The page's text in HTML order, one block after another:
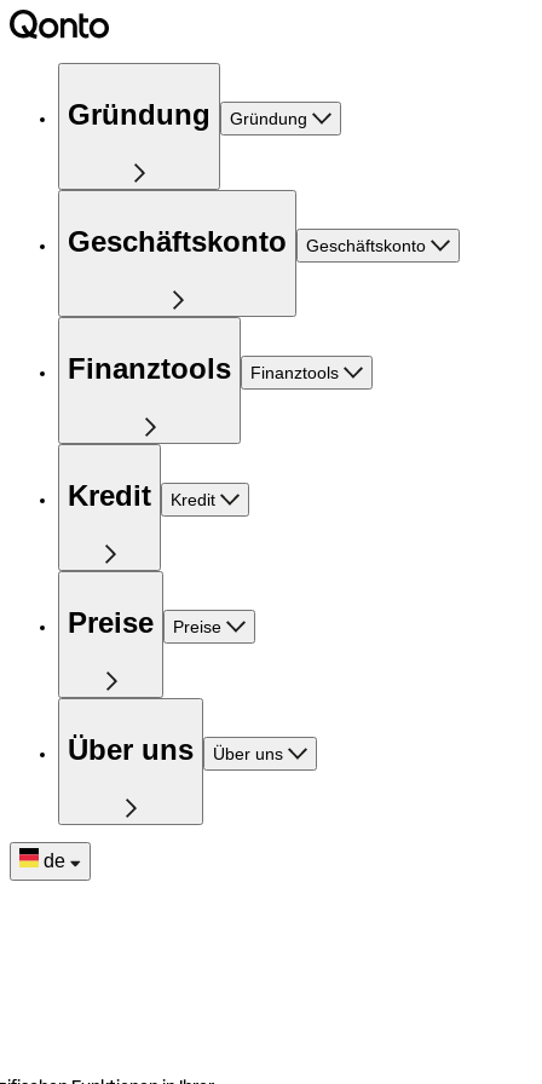
Gründung Gründung
Geschäftskonto Geschäftskonto
Finanztools Finanztools
Kredit Kredit
Preise Preise
Über uns Über uns
de